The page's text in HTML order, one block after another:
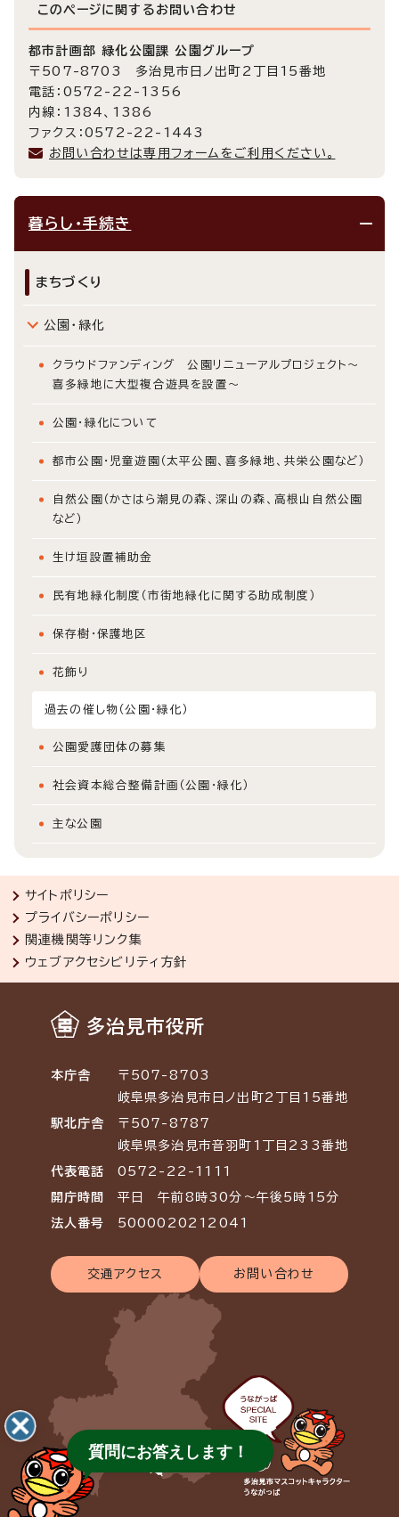
このページに関する お問い合わせ
都市計画部 緑化公園課 公園グループ
〒507-8703 多治見市日ノ出町2丁目15番地
電話：0572-22-1356
内線：1384、1386
ファクス：0572-22-1443
お問い合わせは専用フォームをご利用ください。
暮らし・手続き
まちづくり
公園・緑化
クラウドファンディング 公園リニューアルプロジェクト～
喜多緑地に大型複合遊具を設置～
公園・緑化について
都市公園・児童遊園（太平公園、喜多緑地、共栄公園など）
自然公園（かさはら潮見の森、深山の森、高根山自然公園
など）
生け垣設置補助金
民有地緑化制度（市街地緑化に関する助成制度）
保存樹・保護地区
花飾り
過去の催し物（公園・緑化）
公園愛護団体の募集
社会資本総合整備計画（公園・緑化）
主な公園
サイトポリシー
プライバシーポリシー
関連機関等リンク集
ウェブアクセシビリティ方針
多治見市役所
本庁舎
〒507-8703
岐阜県多治見市日ノ出町2丁目15番地
駅北庁舎
〒507-8787
岐阜県多治見市音羽町1丁目233番地
代表電話 0572-22-1111
開庁時間 平日 午前8時30分～午後5時15分
法人番号 5000020212041
交通アクセス お問い合わせ
質問にお答えします！